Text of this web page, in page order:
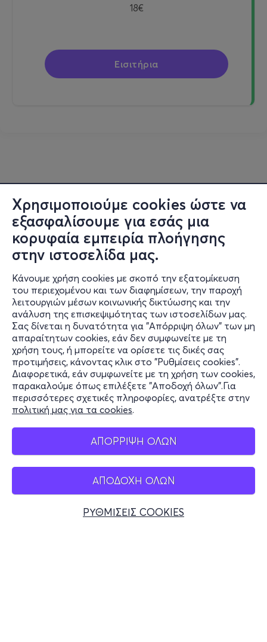
Χρησιμοποιούμε cookies ώστε να
εξασφαλίσουμε για εσάς μια
κορυφαία εμπειρία πλοήγησης
στην ιστοσελίδα μας.
Κάνουμε χρήση cookies με σκοπό την εξατομίκευση
του περιεχομένου και των διαφημίσεων, την παροχή
λειτουργιών μέσων κοινωνικής δικτύωσης και την
ανάλυση της επισκεψιμότητας των ιστοσελίδων μας.
Σας δίνεται η δυνατότητα για "Απόρριψη όλων" των μη
απαραίτητων cookies, εάν δεν συμφωνείτε με τη
χρήση τους, ή μπορείτε να ορίσετε τις δικές σας
προτιμήσεις, κάνοντας κλικ στο "Ρυθμίσεις cookies".
Διαφορετικά, εάν συμφωνείτε με τη χρήση των cookies,
παρακαλούμε όπως επιλέξετε "Αποδοχή όλων".Για
περισσότερες σχετικές πληροφορίες, ανατρέξτε στην
πολιτική μας για τα cookies.
ΑΠΟΡΡΙΨΗ ΟΛΩΝ
ΑΠΟΔΟΧΗ ΟΛΩΝ
ΡΥΘΜΙΣΕΙΣ COOKIES
18€
Εισιτήρια
Πληροφορίες
Υποστήριξη
Stay Connected
Mobile app